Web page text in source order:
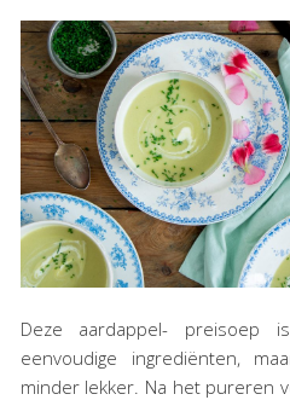
Deze aardappel- preisoep
eenvoudige ingrediënten,
minder lekker. Na het pureren